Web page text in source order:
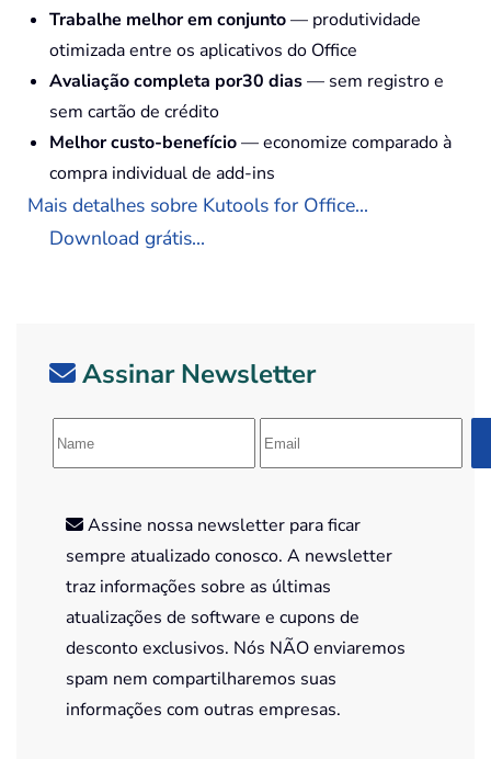
Trabalhe melhor em conjunto— produtividade
otimizada entre os aplicativos do Office
Avaliação completa por30 dias— sem registro e
sem cartão de crédito
Melhor custo-benefício— economize comparado à
compra individual de add-ins
Mais detalhes sobre Kutools for Office...
Download grátis...
Assinar Newsletter
Assine nossa newsletter para ficar
sempre atualizado conosco. A newsletter
traz informações sobre as últimas
atualizações de software e cupons de
desconto exclusivos. Nós NÃO enviaremos
spam nem compartilharemos suas
informações com outras empresas.